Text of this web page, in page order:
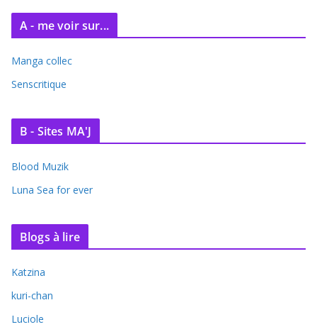
A - me voir sur...
Manga collec
Senscritique
B - Sites MA'J
Blood Muzik
Luna Sea for ever
Blogs à lire
Katzina
kuri-chan
Luciole